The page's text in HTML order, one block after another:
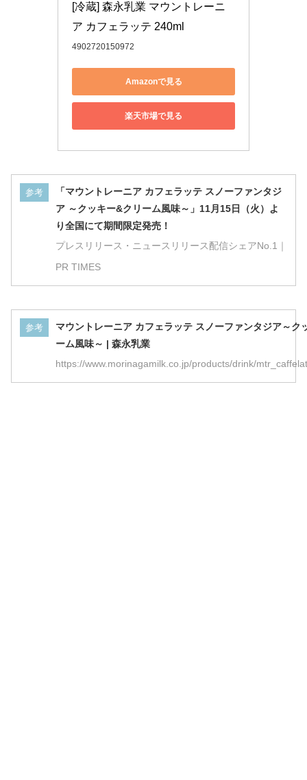
[冷蔵] 森永乳業 マウントレーニ
ア カフェラッテ 240ml
4902720150972
Amazonで見る
楽天市場で見る
参考
「マウントレーニア カフェラッテ スノーファンタジ
ア ～クッキー&クリーム風味～」11月15日（火）よ
り全国にて期間限定発売！
プレスリリース・ニュースリリース配信シェアNo.1｜
PR TIMES
参考
マウントレーニア カフェラッテ スノーファンタジア～ク
ーム風味～ | 森永乳業
https://www.morinagamilk.co.jp/products/drink/